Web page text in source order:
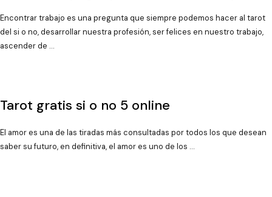
Encontrar trabajo es una pregunta que siempre podemos hacer al tarot
del si o no, desarrollar nuestra profesión, ser felices en nuestro trabajo,
ascender de …
Tarot gratis si o no 5 online
El amor es una de las tiradas más consultadas por todos los que desean
saber su futuro, en definitiva, el amor es uno de los …